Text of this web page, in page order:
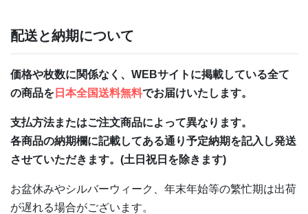
配送と納期について
価格や枚数に関係なく、WEBサイトに掲載している全て
の商品を 日本全国送料無料でお届けいたします。
支払方法またはご注文商品によって異なります。
各商品の納期欄に記載してある通り予定納期を記入し発送
させていただきます。(土日祝日を除きます)
お盆休みやシルバーウィーク、年末年始等の繁忙期は出荷
が遅れる場合がございます。